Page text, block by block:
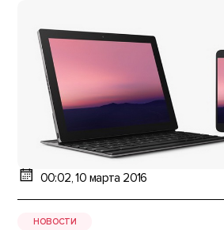
00:02, 10 марта 2016
НОВОСТИ